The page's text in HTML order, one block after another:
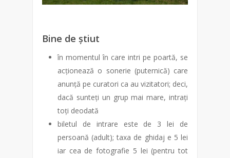
Bine de știut
în momentul în care intri pe poartă, se
acționează o sonerie (puternică) care
anunță pe curatori ca au vizitatori; deci,
dacă sunteți un grup mai mare, intrați
toți deodată
biletul de intrare este de 3 lei de
persoană (adult); taxa de ghidaj e 5 lei
iar cea de fotografie 5 lei (pentru tot